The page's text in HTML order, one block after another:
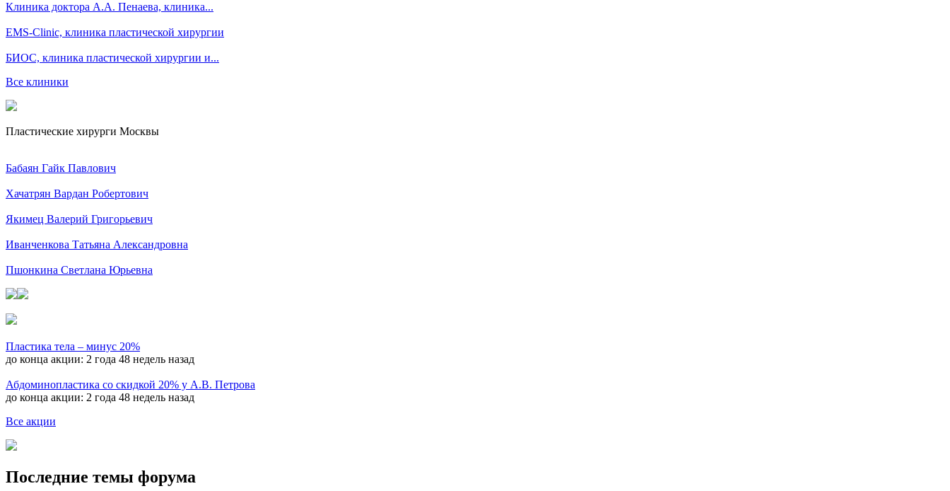
Клиника доктора А.А. Пенаева, клиника...
EMS-Clinic, клиника пластической хирургии
БИОС, клиника пластической хирургии и...
Все клиники
Пластические хирурги Москвы
Бабаян Гайк Павлович
Хачатрян Вардан Робертович
Якимец Валерий Григорьевич
Иванченкова Татьяна Александровна
Пшонкина Светлана Юрьевна
Пластика тела – минус 20%
до конца акции: 2 года 48 недель назад
Абдоминопластика со скидкой 20% у А.В. Петрова
до конца акции: 2 года 48 недель назад
Все акции
Последние темы форума